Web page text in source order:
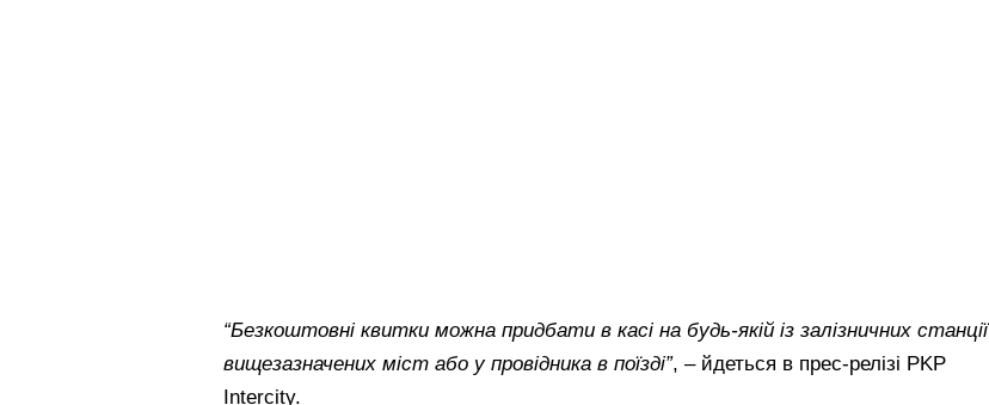
“Безкоштовні квитки можна придбати в касі на будь-якій із залізничних станції
вищезазначених міст або у провідника в поїзді”, – йдеться в прес-релізі PKP
Intercity.